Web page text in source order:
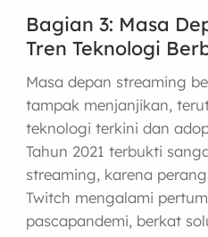
Bagian 3: Masa
Tren Teknologi
Masa depan streaming
tampak menjanjikan,
teknologi terkini dan
Tahun 2021 terbukti
streaming, karena
Twitch mengalami
pascapandemi, berkat